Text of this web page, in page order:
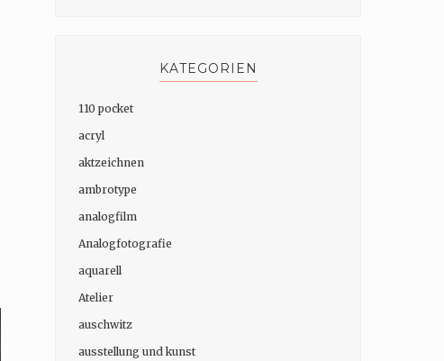
KATEGORIEN
110 pocket
acryl
aktzeichnen
ambrotype
analogfilm
Analogfotografie
aquarell
Atelier
auschwitz
ausstellung und kunst